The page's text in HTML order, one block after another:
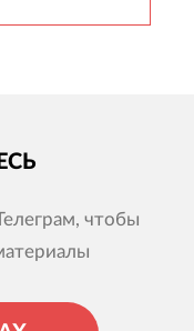
чтобы